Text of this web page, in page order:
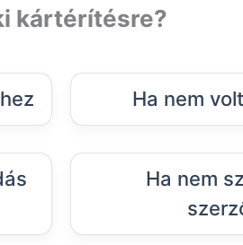
kártérítésre?
Ha nem
Ha nem